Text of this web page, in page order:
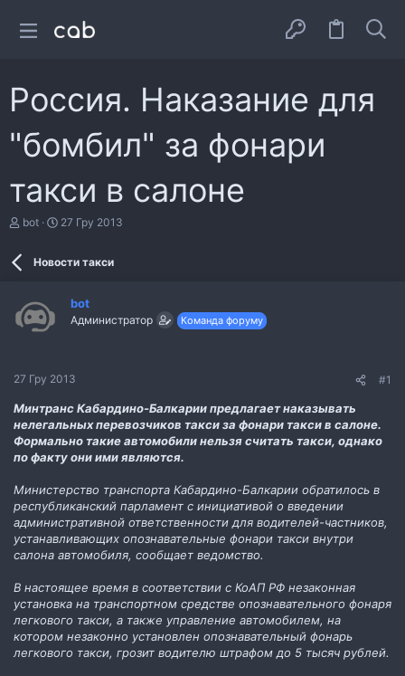
Россия. Наказание для
"бомбил" за фонари
такси в салоне
А
е
м
bot
Д
а
н
27 Гру 2013
Новости такси
bot
Администратор Команда форуму
27 Гру 2013 #1
Минтранс Кабардино-Балкарии предлагает наказывать
нелегальных перевозчиков такси за фонари такси в салоне.
Формально такие автомобили нельзя считать такси, однако
по факту они ими являются.
Министерство транспорта Кабардино-Балкарии обратилось в
республиканский парламент с инициативой о введении
административной ответственности для водителей-частников,
устанавливающих опознавательные фонари такси внутри
салона автомобиля, сообщает ведомство.
В настоящее время в соответствии с КоАП РФ незаконная
установка на транспортном средстве опознавательного фонаря
легкового такси, а также управление автомобилем, на
котором незаконно установлен опознавательный фонарь
легкового такси, грозит водителю штрафом до 5 тысяч рублей.